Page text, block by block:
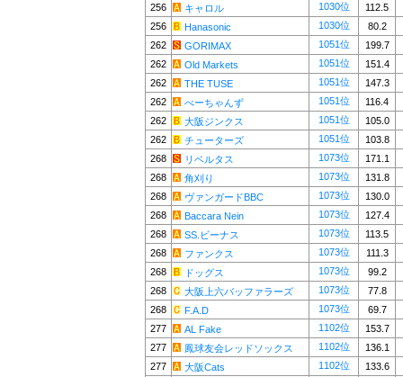
256
キャロル 1030位
112.5
256
Hanasonic 1030位
80.2
262
GORIMAX 1051位
199.7
262
Old Markets 1051位
151.4
262
THE TUSE 1051位
147.3
262
べーちゃんず 1051位
116.4
262
大阪ジンクス 1051位
105.0
262
チューターズ 1051位
103.8
268
リベルタス 1073位
171.1
268
角刈り 1073位
131.8
268
ヴァンガードBBC 1073位
130.0
268
Baccara Nein 1073位
127.4
268
SS.ビーナス 1073位
113.5
268
ファンクス 1073位
111.3
268
ドッグス 1073位
99.2
268
大阪上六バッファラーズ 1073位
77.8
268
F.A.D 1073位
69.7
277
AL Fake 1102位
153.7
277
鳳球友会レッドソックス 1102位
136.1
277
大阪Cats 1102位
133.6